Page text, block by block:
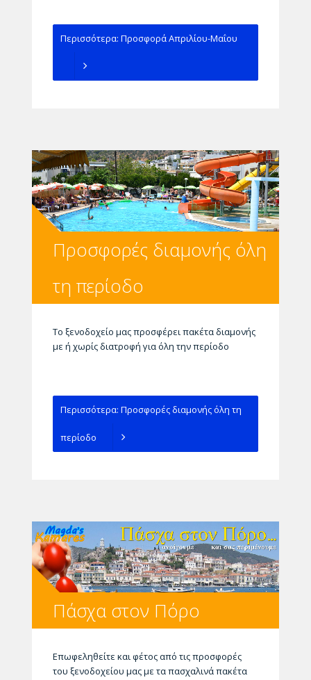
Περισσότερα: Προσφορά Απριλίου-Μαΐου
Προσφορές διαμονής όλη
τη περίοδο
Το ξενοδοχείο μας προσφέρει πακέτα διαμονής
με ή χωρίς διατροφή για όλη την περίοδο
Περισσότερα: Προσφορές διαμονής όλη τη
περίοδο
Πάσχα στον Πόρο
Επωφεληθείτε και φέτος από τις προσφορές
του ξενοδοχείου μας με τα πασχαλινά πακέτα